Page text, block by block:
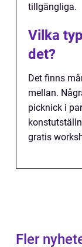
tillgängliga.
Vilka
det?
Det finns
mellan.
picknick i
gratis
Fler